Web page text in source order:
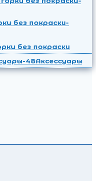
без покраски
Аксессуары